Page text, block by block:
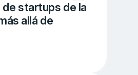
de startups de la
allá de